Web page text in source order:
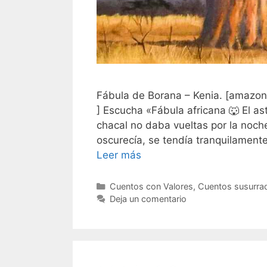
Fábula de Borana – Kenia.
] Escucha «Fábula africana 🐺 El
chacal no daba vueltas por la
oscurecía, se tendía
Leer más
Categorías
Cuentos con Valores, Cuentos
Deja un comentario